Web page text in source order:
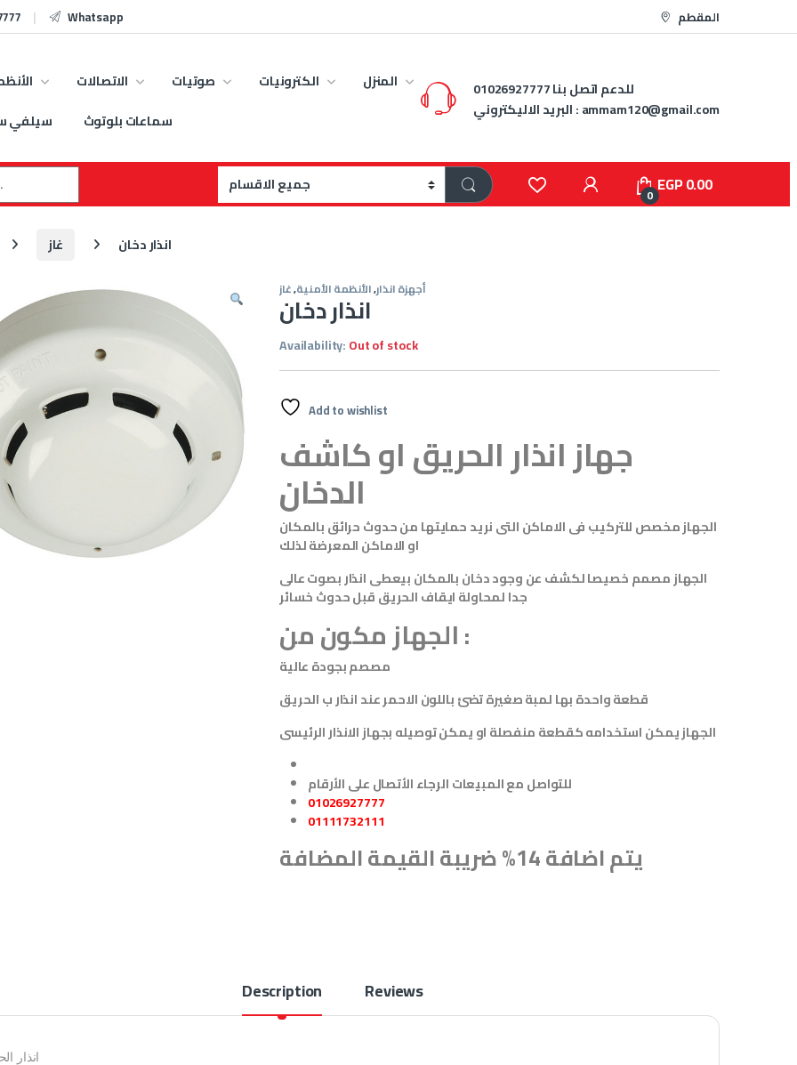
Whatsapp المقطم
الاتصالات صوتيات الكترونيات
المنزل
سيلفي
سماعات بلوتوث
للدعم اتصل بنا01026927777
البريد الاليكتروني :ammam120@gmail.com
0 EGP0.00
غاز انذار دخان
أجهزة انذار,الأنظمة الأمنية,غاز
انذار دخان
Availability:Out of stock
Add to wishlist
جهاز انذار الحريق او كاشف
الدخان
الجهاز مخصص للتركيب فى الاماكن التى نريد حمايتها من حدوث حرائق بالمكان
او الاماكن المعرضة لذلك
الجهاز مصمم خصيصا لكشف عن وجود دخان بالمكان بيعطى انذار بصوت عالى
جدا لمحاولة ايقاف الحريق قبل حدوث خسائر
الجهاز مكون من :
مصصم بجودة عالية
قطعة واحدة بها لمبة صغيرة تضئ باللون الاحمر عند انذار ب الحريق
الجهاز يمكن استخدامه كقطعة منفصلة او يمكن توصيله بجهاز الانذار الرئيسى
01026927777
01111732111
يتم اضافة 14% ضريبة القيمة المضافة
Description Reviews
انذار